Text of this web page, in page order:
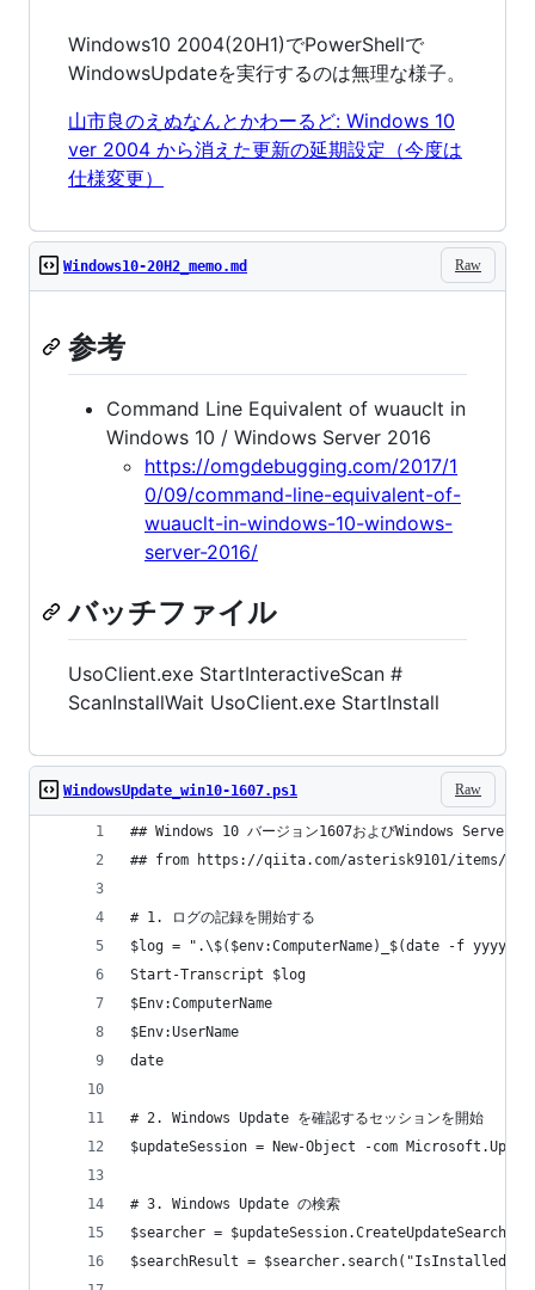
Windows10 2004(20H1)でPowerShellで
WindowsUpdateを実行するのは無理な様子。
山市良のえぬなんとかわーるど: Windows 10
ver 2004 から消えた更新の延期設定（今度は
仕様変更）
Raw
Windows10-20H2_memo.md
参考
Command Line Equivalent of wuauclt in
Windows 10 / Windows Server 2016
https://omgdebugging.com/2017/1
0/09/command-line-equivalent-of-
wuauclt-in-windows-10-windows-
server-2016/
バッチファイル
UsoClient.exe StartInteractiveScan #
ScanInstallWait UsoClient.exe StartInstall
Raw
WindowsUpdate_win10-1607.ps1
## Windows 10 バージョン1607およびWindows Server
## from https://qiita.com/asterisk9101/items/
# 1. ログの記録を開始する
$log = ".\$($env:ComputerName)_$(date -f
Start-Transcript $log
$Env:ComputerName
$Env:UserName
date
# 2. Windows Update を確認するセッションを開始
$updateSession = New-Object -com
# 3. Windows Update の検索
$searcher =
$searchResult = $searcher.search("IsInstalled=0